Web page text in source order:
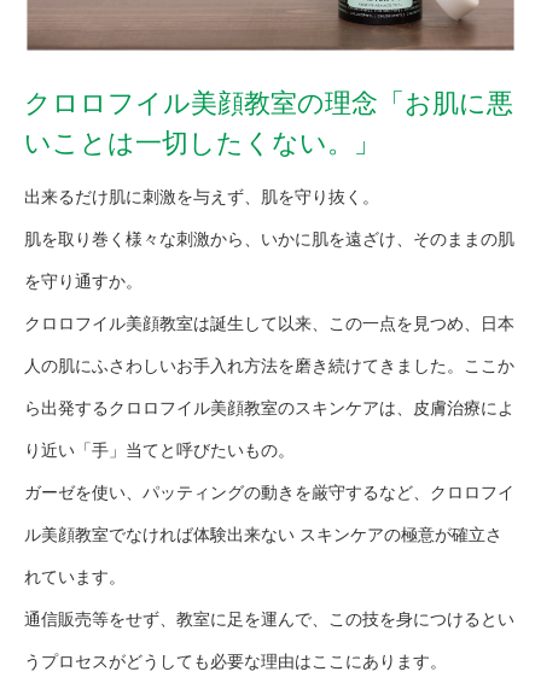
クロロフイル美顔教室の理念「お肌に悪
いことは一切したくない。」
出来るだけ肌に刺激を与えず、肌を守り抜く。
肌を取り巻く様々な刺激から、いかに肌を遠ざけ、そのままの肌
を守り通すか。
クロロフイル美顔教室は誕生して以来、この一点を見つめ、日本
人の肌にふさわしいお手入れ方法を磨き続けてきました。ここか
ら出発するクロロフイル美顔教室のスキンケアは、皮膚治療によ
り近い「手」当てと呼びたいもの。
ガーゼを使い、パッティングの動きを厳守するなど、クロロフイ
ル美顔教室でなければ体験出来ない スキンケアの極意が確立さ
れています。
通信販売等をせず、教室に足を運んで、この技を身につけるとい
うプロセスがどうしても必要な理由はここにあります。